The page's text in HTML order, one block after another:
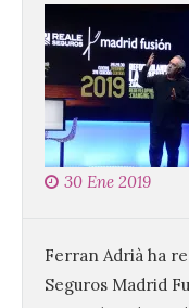
30 Ene 2019
Ferran Adrià ha
Seguros Madrid